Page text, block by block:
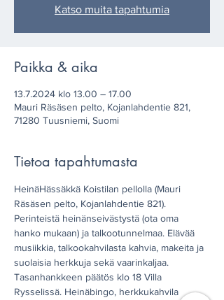
Katso muita tapahtumia
Paikka & aika
13.7.2024 klo 13.00 – 17.00
Mauri Räsäsen pelto, Kojanlahdentie 821,
71280 Tuusniemi, Suomi
Tietoa tapahtumasta
HeinäHässäkkä Koistilan pellolla (Mauri
Räsäsen pelto, Kojanlahdentie 821).
Perinteistä heinänseivästystä (ota oma
hanko mukaan) ja talkootunnelmaa. Elävää
musiikkia, talkookahvilasta kahvia, makeita ja
suolaisia herkkuja sekä vaarinkaljaa.
Tasanhankkeen päätös klo 18 Villa
Rysselissä. Heinäbingo, herkkukahvila